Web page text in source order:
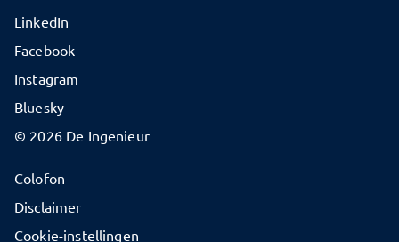
© 2026 De Ingenieur
Colofon
Disclaimer
Cookie-instellingen
LinkedIn
Facebook
Instagram
Bluesky